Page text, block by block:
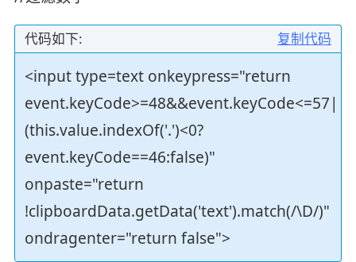
复制代码
代码如下:
<input type=text onkeypress="return
event.keyCode>=48&&event.keyCode<=57||
(this.value.indexOf('.')<0?
event.keyCode==46:false)"
onpaste="return
!clipboardData.getData('text').match(/\D/)"
ondragenter="return false">